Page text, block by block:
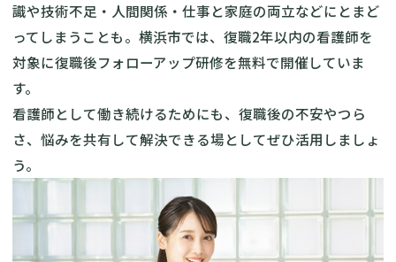
識や技術不足・人間関係・仕事と家庭の両立などにとまど
ってしまうことも。横浜市では、復職2年以内の看護師を
対象に復職後フォローアップ研修を無料で開催していま
す。
看護師として働き続けるためにも、復職後の不安やつら
さ、悩みを共有して解決できる場としてぜひ活用しましょ
う。